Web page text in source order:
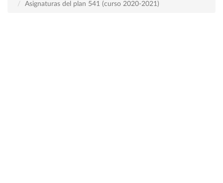
Asignaturas del plan 541 (curso 2020-2021)